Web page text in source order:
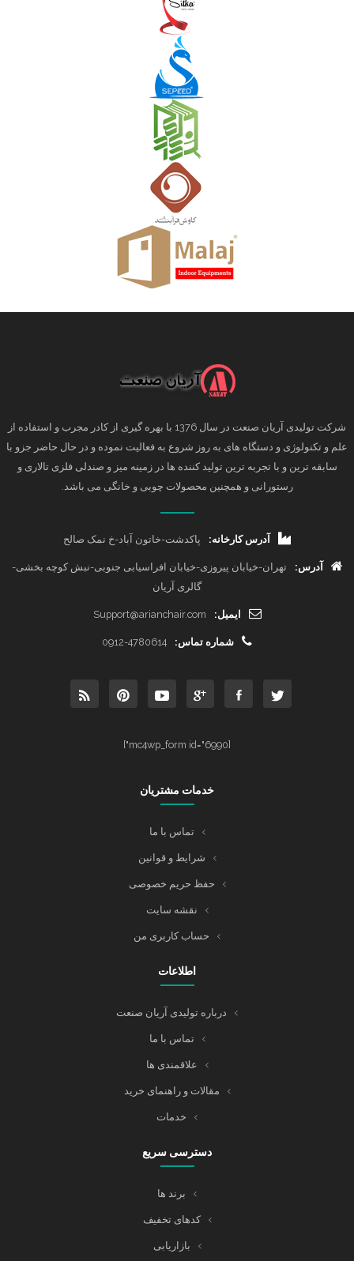
شرکت تولیدی آریان صنعت در سال 1376 با بهره گیری از کادر مجرب و استفاده از
علم و تکنولوژی و دستگاه های به روز شروع به فعالیت نموده و در حال حاضر جزو با
سابقه ترین و با تجربه ترین تولید کننده ها در زمینه میز و صندلی فلزی تالاری و
رستورانی و همچنین محصولات چوبی و خانگی می باشد.
آدرس کارخانه: پاکدشت-خاتون آباد-خ نمک صالح
آدرس:
تهران-خیابان پیروزی-خیابان افراسیابی جنوبی-نبش کوچه بخشی-
گالری آریان
ایمیل: Support@arianchair.com
شماره تماس: 0912-4780614
[mc4wp_form id="6990"]
خدمات مشتریان
تماس با ما
شرایط و قوانین
حفظ حریم خصوصی
نقشه سایت
حساب کاربری من
اطلاعات
درباره تولیدی آریان صنعت
تماس با ما
علاقمندی ها
مقالات و راهنمای خرید
خدمات
دسترسی سریع
برند ها
کدهای تخفیف
بازاریابی